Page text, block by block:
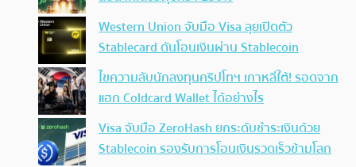
Western Union จับมือ Visa ลุยเปิดตัว
Stablecard ดันโอนเงินผ่าน Stablecoin
ไขความลับนักลงทุนคริปโทฯ เกาหลีใต้! รอดจาก
แฮก Coldcard Wallet ได้อย่างไร
Visa จับมือ ZeroHash ยกระดับชำระเงินด้วย
Stablecoin รองรับการโอนเงินรวดเร็วข้ามโลก